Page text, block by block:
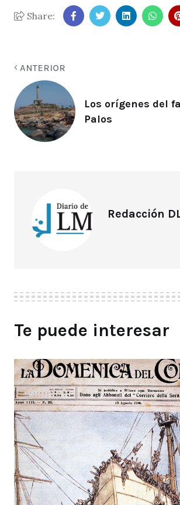
Share:
ANTERIOR
Los orígenes del
Palos
Redacción
Te puede interesar